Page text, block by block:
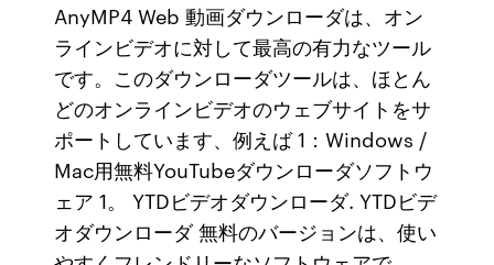
AnyMP4 Web 動画ダウンローダは、オン
ラインビデオに対して最高の有力なツール
です。このダウンローダツールは、ほとん
どのオンラインビデオのウェブサイトをサ
ポートしています、例えば 1：Windows /
Mac用無料YouTubeダウンローダソフトウ
ェア 1。 YTDビデオダウンローダ. YTDビデ
オダウンローダ 無料のバージョンは、使い